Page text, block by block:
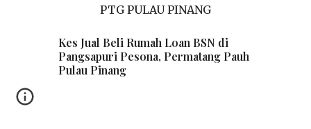
PTGPULAU PINANG
Kes Jual Beli Rumah Loan BSN di
Pangsapuri Pesona, Permatang Pauh
Pulau Pinang